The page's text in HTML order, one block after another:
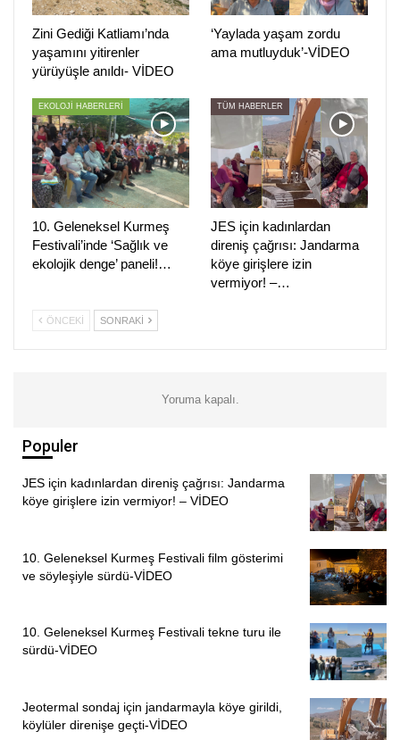
Zini Gediği Katliamı’nda
yaşamını yitirenler
yürüyüşle anıldı- VİDEO
‘Yaylada yaşam zordu
ama mutluyduk’-VİDEO
EKOLOJİ HABERLERİ
10. Geleneksel Kurmeş
Festivali’inde ‘Sağlık ve
ekolojik denge’ paneli!…
TÜM HABERLER
JES için kadınlardan
direniş çağrısı: Jandarma
köye girişlere izin
vermiyor! –…
ÖNCEKI SONRAKI
Yoruma kapalı.
Populer
JES için kadınlardan direniş çağrısı: Jandarma
köye girişlere izin vermiyor! – VİDEO
10. Geleneksel Kurmeş Festivali film gösterimi
ve söyleşiyle sürdü-VİDEO
10. Geleneksel Kurmeş Festivali tekne turu ile
sürdü-VİDEO
Jeotermal sondaj için jandarmayla köye girildi,
köylüler direnişe geçti-VİDEO